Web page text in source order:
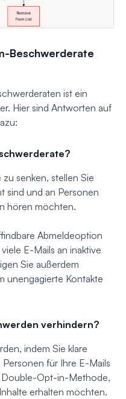
Beschwerderate
ist ein
Hier sind Antworten auf
senken, stellen Sie
sind und an Personen
hören möchten.
Abmeldeoption
E-Mails an inaktive
Sie außerdem
unengagierte Kontakte
verhindern?
indem Sie klare
für Ihre E-Mails
Double-Opt-in-Methode,
erhalten möchten.